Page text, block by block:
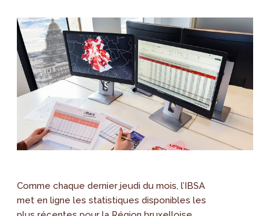
Comme chaque dernier jeudi du mois, l’IBSA
met en ligne les statistiques disponibles les